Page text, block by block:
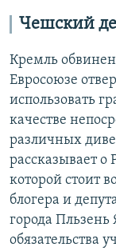
Чешский
Кремль
Евросоюзе
использовать
качестве
различных
рассказывает о
которой стоит
блогера и
города
обязательства